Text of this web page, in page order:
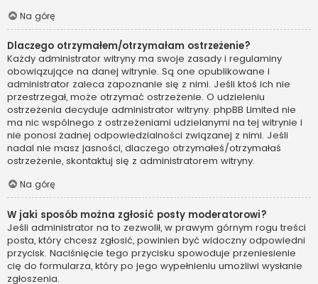
Na górę
Dlaczego otrzymałem/otrzymałam ostrzeżenie?
Każdy administrator witryny ma swoje zasady i regulaminy
obowiązujące na danej witrynie. Są one opublikowane i
administrator zaleca zapoznanie się z nimi. Jeśli ktoś ich nie
przestrzegał, może otrzymać ostrzeżenie. O udzieleniu
ostrzeżenia decyduje administrator witryny. phpBB Limited nie
ma nic wspólnego z ostrzeżeniami udzielanymi na tej witrynie i
nie ponosi żadnej odpowiedzialności związanej z nimi. Jeśli
nadal nie masz jasności, dlaczego otrzymałeś/otrzymałaś
ostrzeżenie, skontaktuj się z administratorem witryny.
Na górę
W jaki sposób można zgłosić posty moderatorowi?
Jeśli administrator na to zezwolił, w prawym górnym rogu treści
posta, który chcesz zgłosić, powinien być widoczny odpowiedni
przycisk. Naciśnięcie tego przycisku spowoduje przeniesienie
cię do formularza, który po jego wypełnieniu umożliwi wysłanie
zgłoszenia.